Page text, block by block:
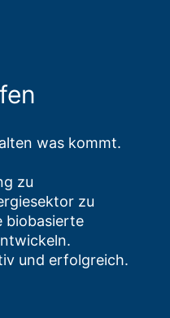
was kommt.
zu
zu
biobasierte
und erfolgreich.